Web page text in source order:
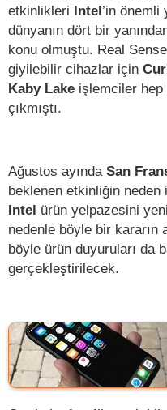
etkinlikleri Intel’in önemli
dünyanın dört bir
konu olmuştu. Real
giyilebilir cihazlar için
Kaby Lake işlemciler
çıkmıştı.
Ağustos ayında San
beklenen etkinliğin
Intel ürün yelpazesini
nedenle böyle bir kararın
böyle ürün duyuruları da
gerçekleştirilecek.